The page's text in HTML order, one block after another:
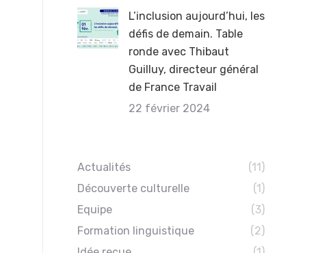
L’inclusion aujourd’hui, les
défis de demain. Table
ronde avec Thibaut
Guilluy, directeur général
de France Travail
22 février 2024
Actualités
(11)
Découverte culturelle
(1)
Equipe
(3)
Formation linguistique
(2)